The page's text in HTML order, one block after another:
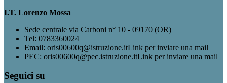
I.T. Lorenzo Mossa
Sede centrale via Carboni n° 10 - 09170 (OR)
Tel: 0783360024
Email: oris00600q@istruzione.itLink per inviare una mail
PEC: oris00600q@pec.istruzione.itLink per inviare una mail
Seguici su